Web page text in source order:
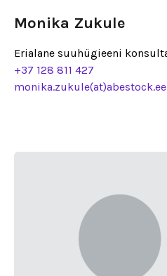
Monika Zukule
Erialane suuhügieeni
+37 128 811 427
monika.zukule(at)abestock.ee